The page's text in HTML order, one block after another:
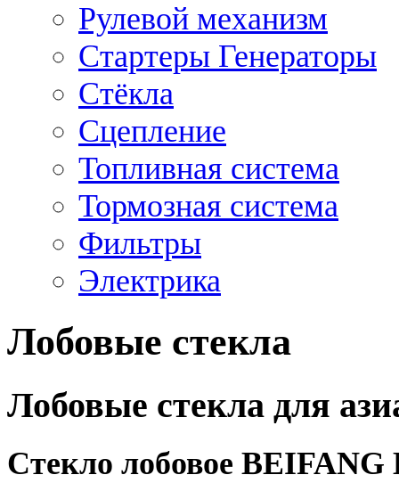
Рулевой механизм
Стартеры Генераторы
Стёкла
Сцепление
Топливная система
Тормозная система
Фильтры
Электрика
Лобовые стекла
Лобовые стекла для
Стекло лобовое